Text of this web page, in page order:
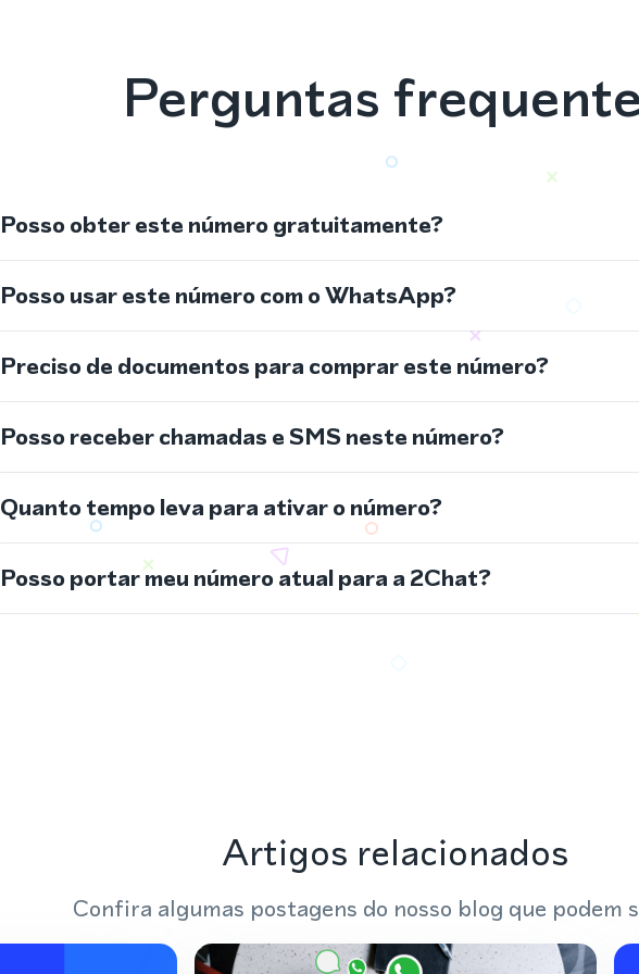
Perguntas
Posso obter este número gratuitamente?
Posso usar este número com o WhatsApp?
Preciso de documentos para comprar este número?
Posso receber chamadas e SMS neste número?
Quanto tempo leva para ativar o número?
Posso portar meu número atual para a 2Chat?
Artigos relacionados
Confira algumas postagens do nosso blog que podem